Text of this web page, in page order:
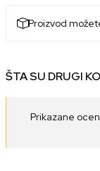
Proizvod
ŠTA SU DRUGI
Prikazane